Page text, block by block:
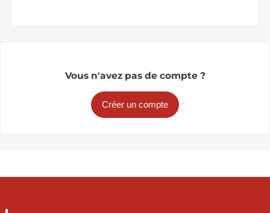
Vous n'avez pas de compte ?
Créer un compte